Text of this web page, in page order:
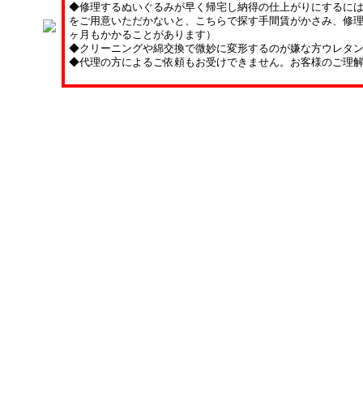
◆修理するぬいぐるみが早く帰宅し納得の仕上がりにするに
をご用意いただかないと、こちらで探す手間賃がかさみ、修
ヶ月もかかることがあります）
◆クリーニングや綿交換で微妙に変形するのが嫌な方ウレタ
◆代理の方によるご依頼もお受けできません。お客様のご理